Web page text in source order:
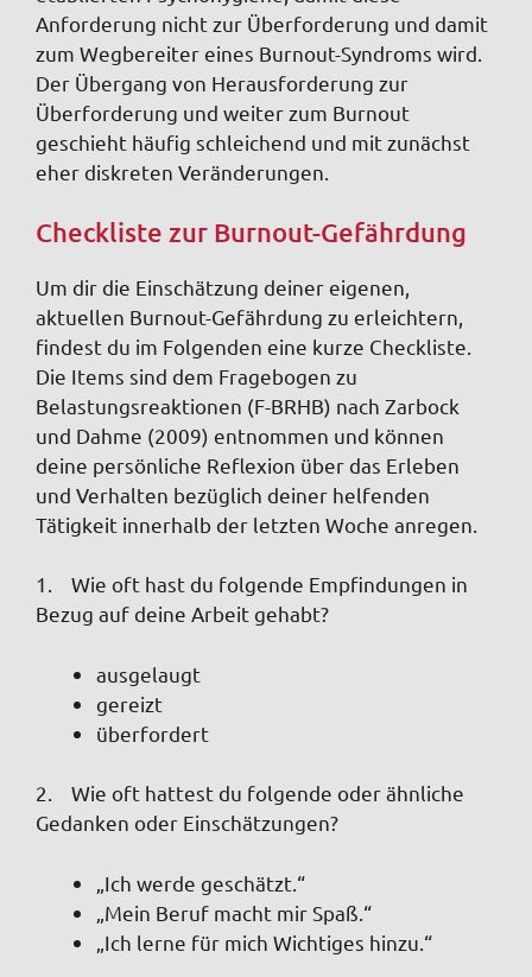
Anforderung nicht zur Überforderung und damit
zum Wegbereiter eines Burnout-Syndroms wird.
Der Übergang von Herausforderung zur
Überforderung und weiter zum Burnout
geschieht häufig schleichend und mit zunächst
eher diskreten Veränderungen.
Checkliste zur Burnout-Gefährdung
Um dir die Einschätzung deiner eigenen,
aktuellen Burnout-Gefährdung zu erleichtern,
findest du im Folgenden eine kurze Checkliste.
Die Items sind dem Fragebogen zu
Belastungsreaktionen (F-BRHB) nach Zarbock
und Dahme (2009) entnommen und können
deine persönliche Reflexion über das Erleben
und Verhalten bezüglich deiner helfenden
Tätigkeit innerhalb der letzten Woche anregen.
1. Wie oft hast du folgende Empfindungen in
Bezug auf deine Arbeit gehabt?
ausgelaugt
gereizt
überfordert
2. Wie oft hattest du folgende oder ähnliche
Gedanken oder Einschätzungen?
„Ich werde geschätzt.“
„Mein Beruf macht mir Spaß.“
„Ich lerne für mich Wichtiges hinzu.“